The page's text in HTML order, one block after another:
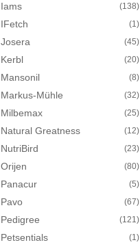
Iams (138)
IFetch (1)
Josera (45)
Kerbl (20)
Mansonil (8)
Markus-Mühle (32)
Milbemax (25)
Natural Greatness (12)
NutriBird (23)
Orijen (80)
Panacur (5)
Pavo (67)
Pedigree (121)
Petsentials (1)